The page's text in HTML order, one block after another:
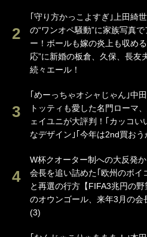
｢守り方かっこよすぎ｣上田綺
の“ワンオペ騒動”に家族写真
ー！ボールも嫁の炎上も収め
応”に新婚の板倉、久保、長友
続々エール！
｢めーっちゃオシャじゃん｣中
トッティも愛した名門ローマ
ェイユニが大評判！｢カッコい
なデザイン｣｢今年は2nd買おう
W杯クオーター制への大反発
会長を追い詰めた｢欧州のボイ
と再選の行方【FIFA3兆円の
のオウンゴール、来年3月の会
(3)